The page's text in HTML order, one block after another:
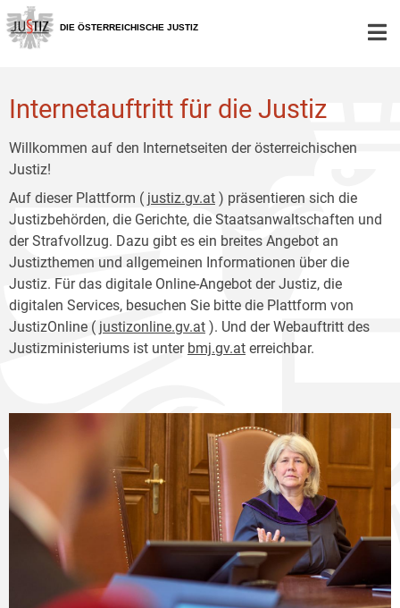
Zur
Hauptnavigation
[1]
Zum
Inhalt
[2]
DIE ÖSTERREICHISCHE JUSTIZ
Internetauftritt für die Justiz
Willkommen auf den Internetseiten der österreichischen
Justiz!
Auf dieser Plattform ( justiz.gv.at ) präsentieren sich die
Justizbehörden, die Gerichte, die Staatsanwaltschaften und
der Strafvollzug. Dazu gibt es ein breites Angebot an
Justizthemen und allgemeinen Informationen über die
Justiz. Für das digitale Online-Angebot der Justiz, die
digitalen Services, besuchen Sie bitte die Plattform von
JustizOnline ( justizonline.gv.at ). Und der Webauftritt des
Justizministeriums ist unter bmj.gv.at erreichbar.